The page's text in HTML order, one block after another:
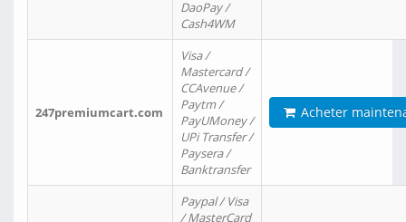
DaoPay /
Cash4WM
247premiumcart.com
Visa /
Mastercard /
CCAvenue /
Paytm /
PayUMoney /
UPi Transfer /
Paysera /
Banktransfer
Acheter
Paypal / Visa
/ MasterCard